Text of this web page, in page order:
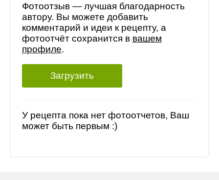
Фотоотзыв — лучшая благодарность
автору. Вы можете добавить
комментарий и идеи к рецепту, а
фотоотчёт сохранится в вашем
профиле.
Загрузить
У рецепта пока нет фотоотчетов, Ваш
может быть первым :)